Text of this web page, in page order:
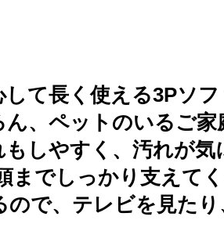
て長く使える3Pソ
、ペットのいるご家
しやすく、汚れが気
までしっかり支えて
で、テレビを見たり